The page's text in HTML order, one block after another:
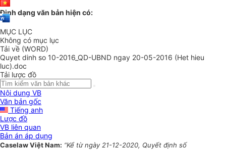
Định dạng văn bản hiện có:
MỤC LỤC
Không có mục lục
Tải về (WORD)
Quyet dinh so 10-2016_QD-UBND ngay 20-05-2016 (Het hieu
luc).doc
Tải lược đồ
Nội dung VB
Văn bản gốc
Tiếng anh
Lược đồ
VB liên quan
Bản án áp dụng
Caselaw Việt Nam: “Kể từ ngày 21-12-2020, Quyết định số